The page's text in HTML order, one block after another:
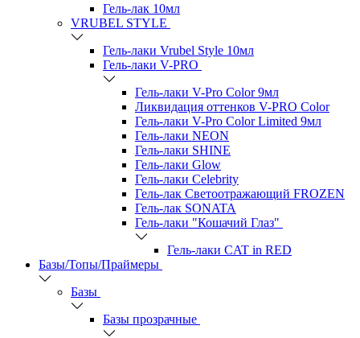
Гель-лак 10мл
VRUBEL STYLE
Гель-лаки Vrubel Style 10мл
Гель-лаки V-PRO
Гель-лаки V-Pro Color 9мл
Ликвидация оттенков V-PRO Color
Гель-лаки V-Pro Color Limited 9мл
Гель-лаки NEON
Гель-лаки SHINE
Гель-лаки Glow
Гель-лаки Celebrity
Гель-лак Светоотражающий FROZEN
Гель-лак SONATA
Гель-лаки "Кошачий Глаз"
Гель-лаки CAT in RED
Базы/Топы/Праймеры
Базы
Базы прозрачные